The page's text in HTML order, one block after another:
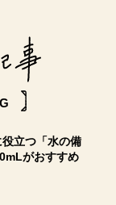
立つ「水の備
がおすすめ